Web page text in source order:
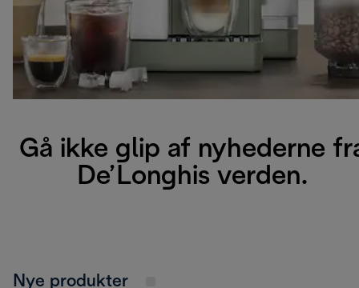
Gå ikke glip af nyhederne
De’Longhis verden.
Nye produkter